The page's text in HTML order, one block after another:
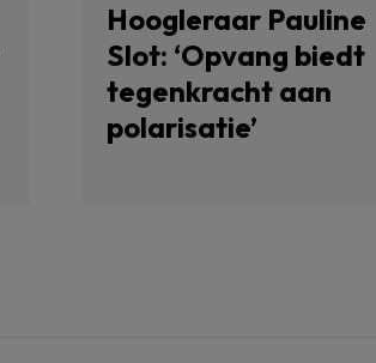
Hoogleraar Pauline
Slot: ‘Opvang biedt
tegenkracht aan
polarisatie’